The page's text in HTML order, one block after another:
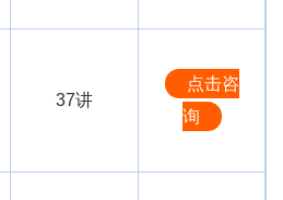
37讲
点击咨
询